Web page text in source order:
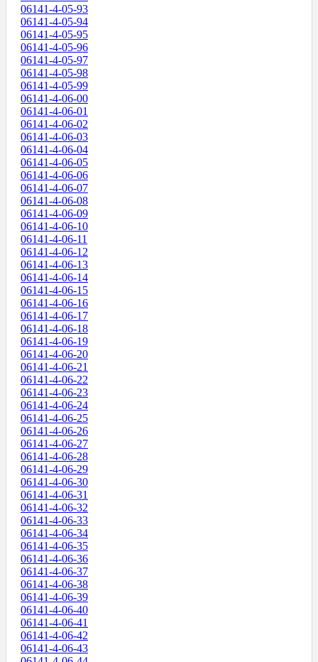
06141-4-05-93
06141-4-05-94
06141-4-05-95
06141-4-05-96
06141-4-05-97
06141-4-05-98
06141-4-05-99
06141-4-06-00
06141-4-06-01
06141-4-06-02
06141-4-06-03
06141-4-06-04
06141-4-06-05
06141-4-06-06
06141-4-06-07
06141-4-06-08
06141-4-06-09
06141-4-06-10
06141-4-06-11
06141-4-06-12
06141-4-06-13
06141-4-06-14
06141-4-06-15
06141-4-06-16
06141-4-06-17
06141-4-06-18
06141-4-06-19
06141-4-06-20
06141-4-06-21
06141-4-06-22
06141-4-06-23
06141-4-06-24
06141-4-06-25
06141-4-06-26
06141-4-06-27
06141-4-06-28
06141-4-06-29
06141-4-06-30
06141-4-06-31
06141-4-06-32
06141-4-06-33
06141-4-06-34
06141-4-06-35
06141-4-06-36
06141-4-06-37
06141-4-06-38
06141-4-06-39
06141-4-06-40
06141-4-06-41
06141-4-06-42
06141-4-06-43